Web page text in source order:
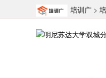
培训广>